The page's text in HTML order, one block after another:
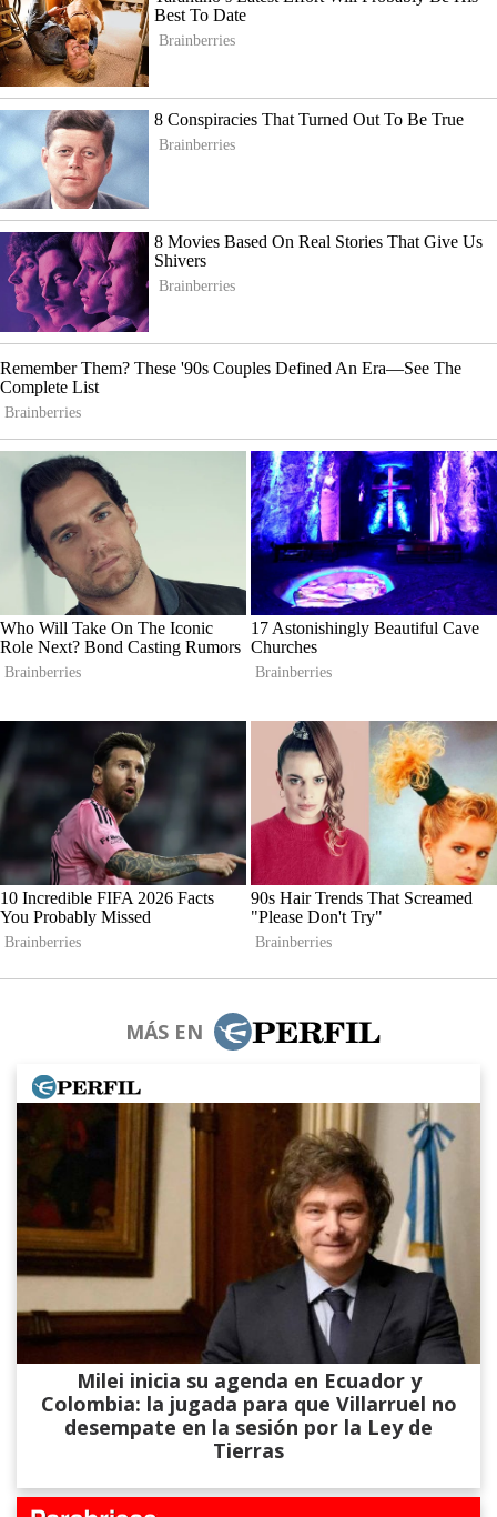
MÁS EN
Milei inicia su agenda en Ecuador y
Colombia: la jugada para que Villarruel no
desempate en la sesión por la Ley de
Tierras